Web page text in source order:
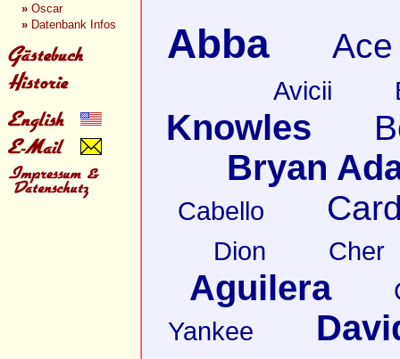
» Oscar
» Datenbank Infos Abba
Avicii
Knowles
Bryan
Cabello
Dion Cher
Aguilera
Yankee